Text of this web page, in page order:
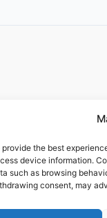
provide the best
device information.
such as browsing
consent, may
# SC051527